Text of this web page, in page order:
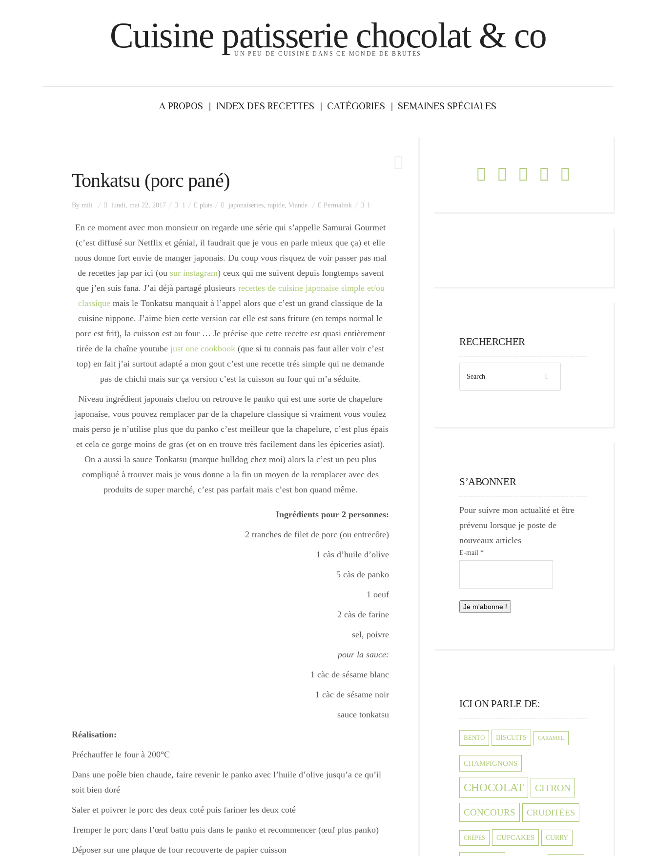
Cuisine patisserie chocolat & co
UN PEU DE CUISINE DANS CE MONDE DE BRUTES
A PROPOS INDEX DES RECETTES CATÉGORIES SEMAINES SPÉCIALES
Tonkatsu (porc pané)
By mili lundi, mai 22, 2017 1 plats japonaiseries, rapide, Viande Permalink 1
En ce moment avec mon monsieur on regarde une série qui s’appelle Samurai Gourmet
(c’est diffusé sur Netflix et génial, il faudrait que je vous en parle mieux que ça) et elle
nous donne fort envie de manger japonais. Du coup vous risquez de voir passer pas mal
de recettes jap par ici (ou sur instagram) ceux qui me suivent depuis longtemps savent
que j’en suis fana. J’ai déjà partagé plusieurs recettes de cuisine japonaise simple et/ou
classique mais le Tonkatsu manquait à l’appel alors que c’est un grand classique de la
cuisine nippone. J’aime bien cette version car elle est sans friture (en temps normal le
porc est frit), la cuisson est au four … Je précise que cette recette est quasi entièrement
tirée de la chaîne youtube just one cookbook (que si tu connais pas faut aller voir c’est
top) en fait j’ai surtout adapté a mon gout c’est une recette trés simple qui ne demande
pas de chichi mais sur ça version c’est la cuisson au four qui m’a séduite.
Niveau ingrédient japonais chelou on retrouve le panko qui est une sorte de chapelure
japonaise, vous pouvez remplacer par de la chapelure classique si vraiment vous voulez
mais perso je n’utilise plus que du panko c’est meilleur que la chapelure, c’est plus épais
et cela ce gorge moins de gras (et on en trouve très facilement dans les épiceries asiat).
On a aussi la sauce Tonkatsu (marque bulldog chez moi) alors la c’est un peu plus
compliqué à trouver mais je vous donne a la fin un moyen de la remplacer avec des
produits de super marché, c’est pas parfait mais c’est bon quand même.
Ingrédients pour 2 personnes:
2 tranches de filet de porc (ou entrecôte)
1 càs d’huile d’olive
5 càs de panko
1 oeuf
2 càs de farine
sel, poivre
pour la sauce:
1 càc de sésame blanc
1 càc de sésame noir
sauce tonkatsu
Réalisation:
Préchauffer le four à 200°C
Dans une poêle bien chaude, faire revenir le panko avec l’huile d’olive jusqu’a ce qu’il
soit bien doré
Saler et poivrer le porc des deux coté puis fariner les deux coté
Tremper le porc dans l’œuf battu puis dans le panko et recommencer (œuf plus panko)
Déposer sur une plaque de four recouverte de papier cuisson
RECHERCHER
S’ABONNER
Pour suivre mon actualité et être
prévenu lorsque je poste de
nouveaux articles
E-mail *
ICI ON PARLE DE:
BENTO BISCUITS CARAMEL
CHAMPIGNONS
CHOCOLAT CITRON
CONCOURS CRUDITÉES
CRÈPES CUPCAKES CURRY